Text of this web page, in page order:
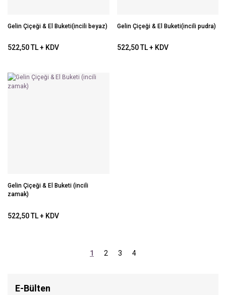
Gelin Çiçeği & El Buketi(incili beyaz)
522,50 TL + KDV
Gelin Çiçeği & El Buketi(incili pudra)
522,50 TL + KDV
Gelin Çiçeği & El Buketi (incili
zamak)
522,50 TL + KDV
1 2 3 4
E-Bülten